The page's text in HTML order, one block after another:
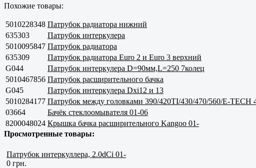
Похожие товары:
5010228348 Патрубок радиатора нижний
635303
Патрубок интеркулера
5010095847 Патрубок радиатора
635309
Патрубок радиатора Euro 2 и Euro 3 верхний
G044
Патрубок интеркулера D=90мм,L=250 7колец
5010467856 Патрубок расширительного бачка
G045
Патрубок интеркулера Dxi12 и 13
5010284177 Патрубок между головками 390/420TI/430/470/560/E-TECH
03664
Бачёк стеклоомывателя 01-06
8200048024 Крышка бачка расширительного Kangoo 01-
Просмотренные товары:
Патрубок интеркуллера, 2.0dCi 01-
0 грн.